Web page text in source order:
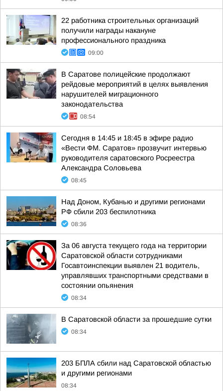
22 работника строительных организаций
получили награды накануне
профессионального праздника
09:00
В Саратове полицейские продолжают
рейдовые мероприятий в целях выявления
нарушителей миграционного
законодательства
08:54
Сегодня в 14:45 и 18:45 в эфире радио
«Вести ФМ. Саратов» прозвучит интервью
руководителя саратовского Росреестра
Александра Соловьева
08:45
Над Доном, Кубанью и другими регионами
РФ сбили 203 беспилотника
08:36
За 06 августа текущего года на территории
Саратовской области сотрудниками
Госавтоинспекции выявлен 21 водитель,
управлявших транспортными средствами в
состоянии опьянения
08:34
В Саратовской области за прошедшие сутки
08:34
203 БПЛА сбили над Саратовской областью
и другими регионами
08:34